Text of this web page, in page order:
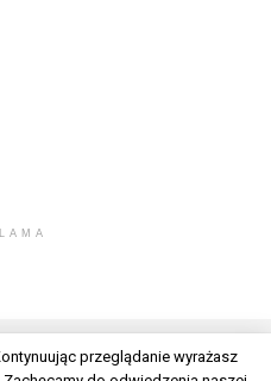
przeglądanie wyrażasz